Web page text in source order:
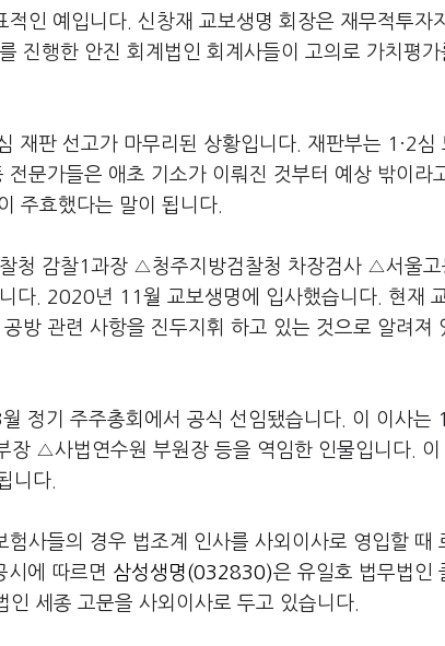
인 예입니다. 신창재 교보생명 회장은 재무적투자
진행한 안진 회계법인 회계사들이 고의로 가치평가
재판 선고가 마무리된 상황입니다. 재판부는 1·2심
문가들은 애초 기소가 이뤄진 것부터 예상 밖이라
주효했다는 말이 됩니다.
청 감찰1과장 △청주지방검찰청 차장검사 △서울고
다. 2020년 11월 교보생명에 입사했습니다. 현재
방 관련 사항을 진두지휘 하고 있는 것으로 알려져
정기 주주총회에서 공식 선임됐습니다. 이 이사는
△사법연수원 부원장 등을 역임한 인물입니다. 이
니다.
사들의 경우 법조계 인사를 사외이사로 영입할 때
시에 따르면 삼성생명(032830)은 유일호 법무법인
인 세종 고문을 사외이사로 두고 있습니다.